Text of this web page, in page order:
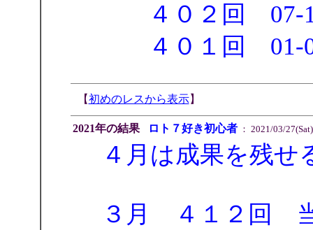
４０２回 07-17-
４０１回 01-09-
【初めのレスから表示】
2021年の結果 ロト７好き初心者： 2021/03/
４月は成果を残
３月 ４１２回